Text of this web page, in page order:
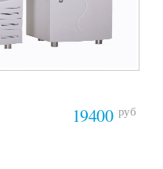
19400 руб